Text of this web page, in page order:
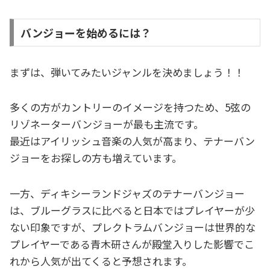
バンジョーを始めるには？
まずは、弾いてみたいジャンルを決めましょう！！
多くの方がカントリーのイメージを持つため、5弦の
リゾネーターバンジョーが最も主流です。
最近はアイリッシュ音楽の人気が高まり、テナーバン
ジョーをお探しの方も増えています。
一方、ディキシーランドジャズのテナーバンジョー
は、ブルーグラスに比べると日本ではプレイヤーが少
ない印象ですが、プレクトラムバンジョーは世界的な
プレイヤーである青木研さんが殿堂入りした影響でこ
れから人気が出てくると予想されます。